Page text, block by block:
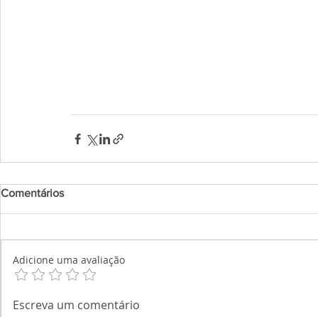
Comentários
Adicione uma avaliação
Escreva um comentário